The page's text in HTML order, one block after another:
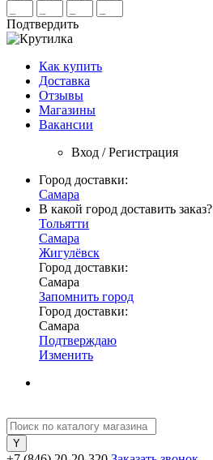
Подтвердить
Как купить
Доставка
Отзывы
Магазины
Вакансии
Вход / Регистрация
Город доставки:
Самара
В какой город доставить заказ?
Тольятти
Самара
Жигулёвск
Город доставки:
Самара
Запомнить город
Город доставки:
Самара
Подтверждаю
Изменить